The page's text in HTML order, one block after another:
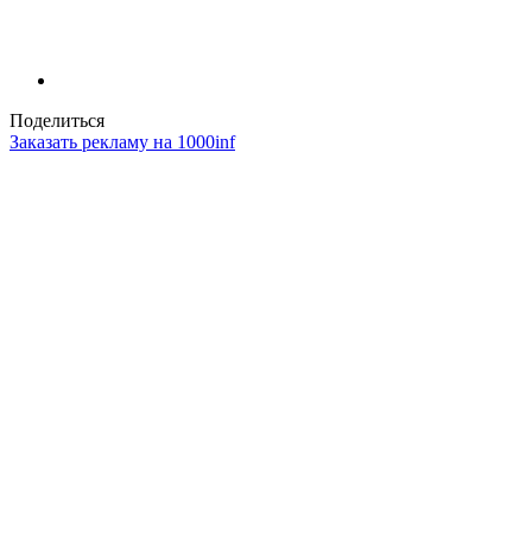
Поделиться
Заказать рекламу на 1000inf